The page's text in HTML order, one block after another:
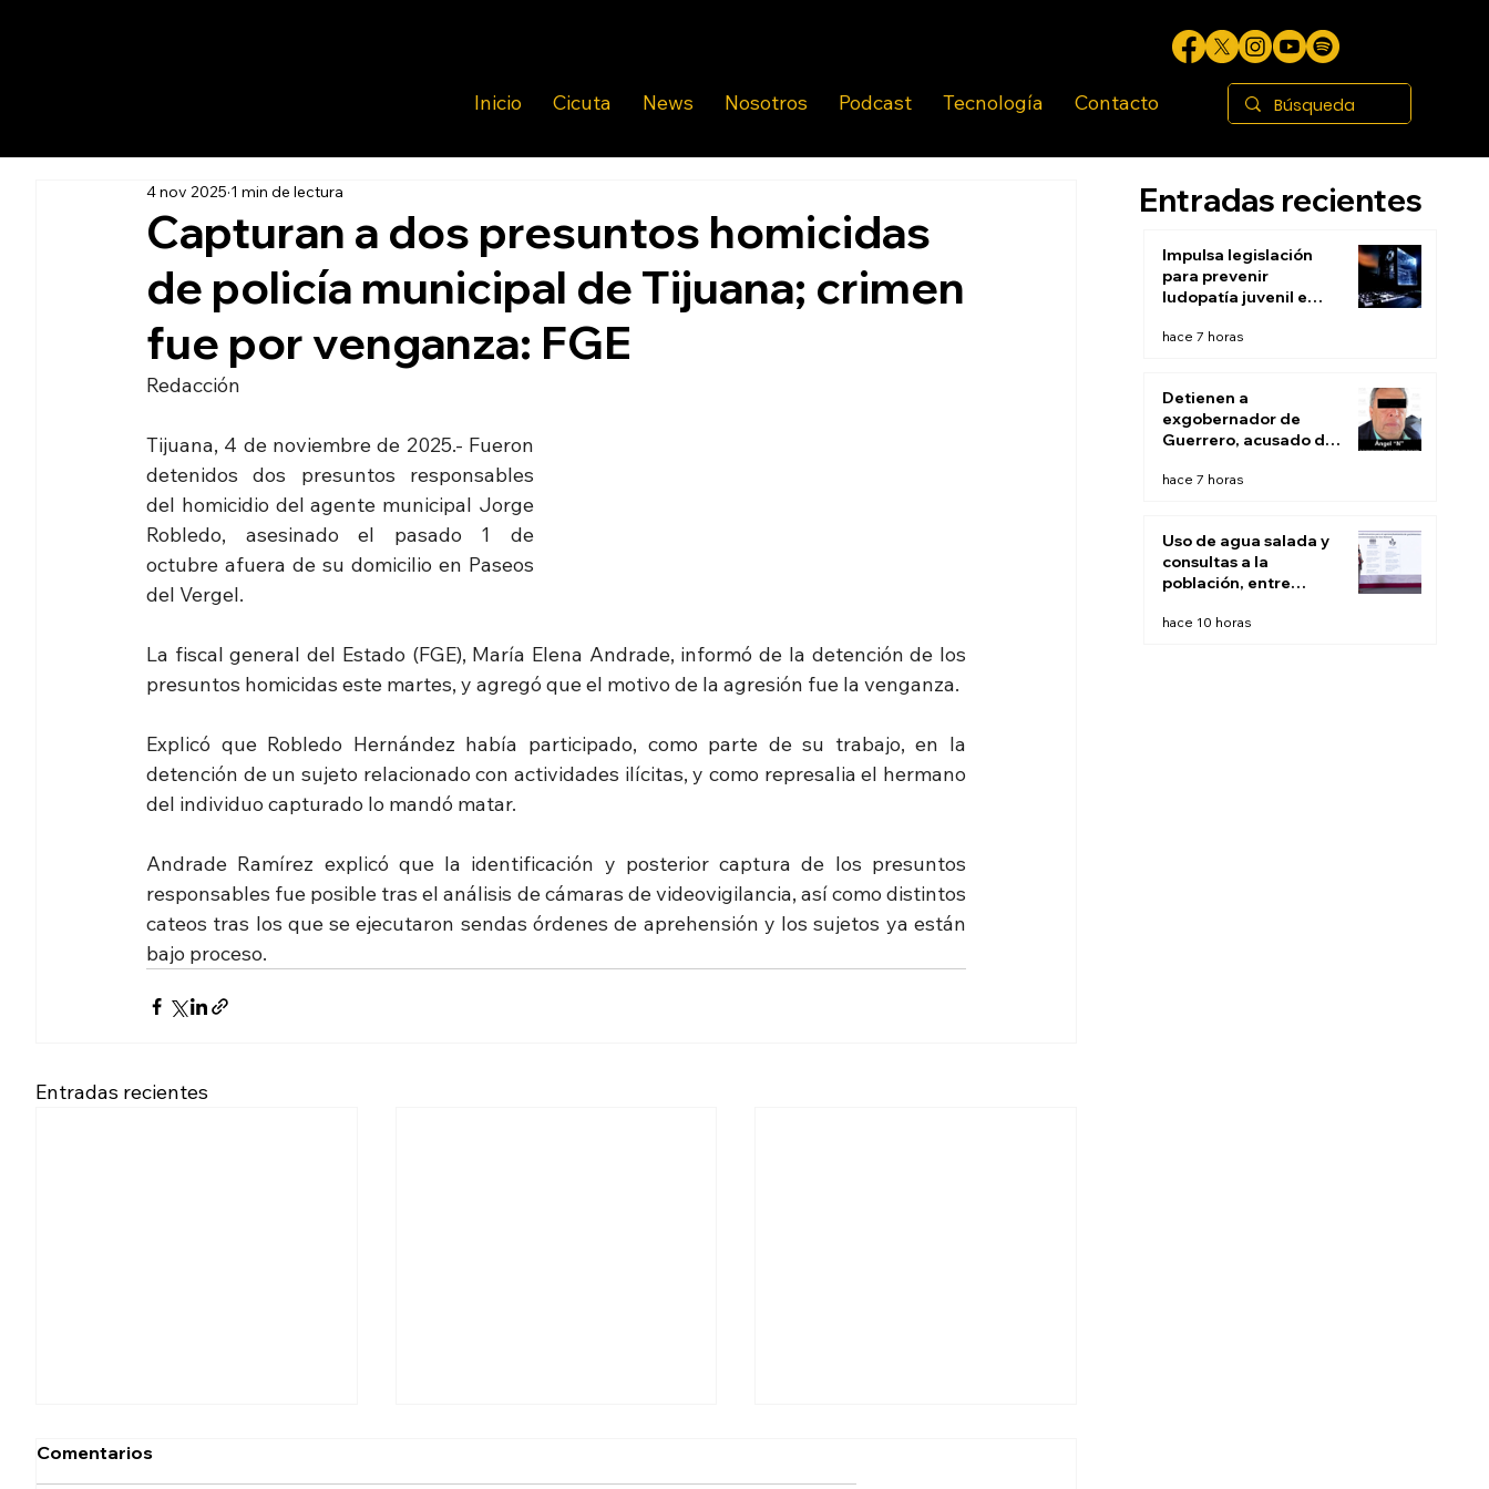
Inicio Cicuta News Nosotros Podcast Tecnología Contacto
Capturan a dos presuntos homicidas
de policía municipal de Tijuana; crimen
fue por venganza: FGE
4 nov 2025 1 min de lectura
Redacción
Tijuana, 4 de noviembre de 2025.- Fueron
detenidos dos presuntos responsables
del homicidio del agente municipal Jorge
Robledo, asesinado el pasado 1 de
octubre afuera de su domicilio en Paseos
del Vergel.
La fiscal general del Estado (FGE), María Elena Andrade, informó de la detención de los
presuntos homicidas este martes, y agregó que el motivo de la agresión fue la venganza.
Explicó que Robledo Hernández había participado, como parte de su trabajo, en la
detención de un sujeto relacionado con actividades ilícitas, y como represalia el hermano
del individuo capturado lo mandó matar.
Andrade Ramírez explicó que la identificación y posterior captura de los presuntos
responsables fue posible tras el análisis de cámaras de videovigilancia, así como distintos
cateos tras los que se ejecutaron sendas órdenes de aprehensión y los sujetos ya están
bajo proceso.
Entradas recientes
Comentarios
Entradas recientes
Impulsa legislación
para prevenir
ludopatía juvenil e
hace 7 horas
Detienen a
exgobernador de
Guerrero, acusado de
caso Ayotzinapa
hace 7 horas
Uso de agua salada y
consultas a la
población, entre
expertos para
hace 10 horas